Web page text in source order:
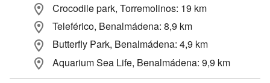
Crocodile park, Torremolinos: 19 km
Teleférico, Benalmádena: 8,9 km
Butterfly Park, Benalmádena: 4,9 km
Aquarium Sea Life, Benalmádena: 9,9 km